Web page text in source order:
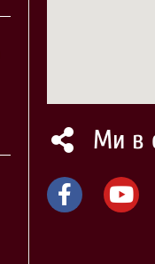
Ми в